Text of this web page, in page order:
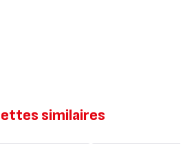
similaires